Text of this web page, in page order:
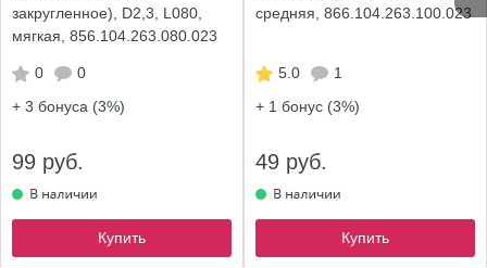
закругленное), D2,3, L080,
мягкая, 856.104.263.080.023
0
0
+ 3 бонуса (3%)
99 руб.
Купить
средняя, 866.104.263.100.023
5.0
1
+ 1 бонус (3%)
49 руб.
Купить